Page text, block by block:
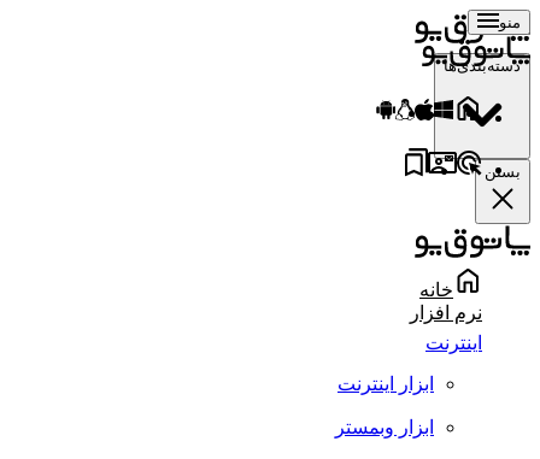
منو
دسته‌بندی‌ها
بستن
خانه
نرم افزار
اینترنت
ابزار اینترنت
ابزار وبمستر